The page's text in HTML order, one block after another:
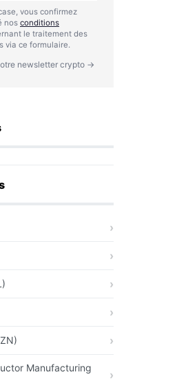
vous confirmez
nos conditions
le traitement des
via ce formulaire.
newsletter crypto →
Manufacturing